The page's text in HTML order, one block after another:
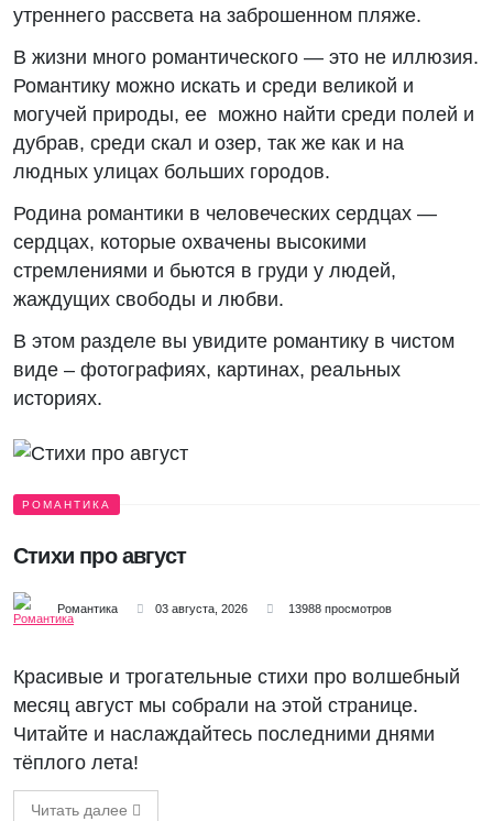
утреннего рассвета на заброшенном пляже.
В жизни много романтического — это не иллюзия.
Романтику можно искать и среди великой и
могучей природы, ее можно найти среди полей и
дубрав, среди скал и озер, так же как и на
людных улицах больших городов.
Родина романтики в человеческих сердцах —
сердцах, которые охвачены высокими
стремлениями и бьются в груди у людей,
жаждущих свободы и любви.
В этом разделе вы увидите романтику в чистом
виде – фотографиях, картинах, реальных
историях.
РОМАНТИКА
Стихи про август
Романтика 03 августа, 2026 13988 просмотров
Красивые и трогательные стихи про волшебный
месяц август мы собрали на этой странице.
Читайте и наслаждайтесь последними днями
тёплого лета!
Читать далее